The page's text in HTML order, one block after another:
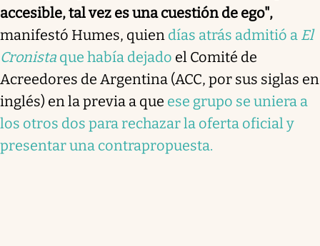
accesible, tal vez es una cuestión de ego",
manifestó Humes, quien días atrás admitió a El
Cronista que había dejado el Comité de
Acreedores de Argentina (ACC, por sus siglas en
inglés) en la previa a que ese grupo se uniera a
los otros dos para rechazar la oferta oficial y
presentar una contrapropuesta.